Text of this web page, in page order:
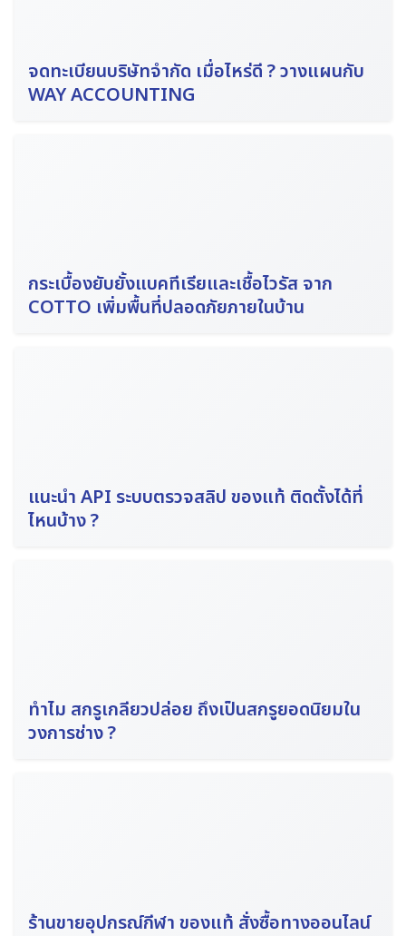
จดทะเบียนบริษัทจำกัด เมื่อไหร่ดี ? วางแผนกับ
WAY ACCOUNTING
กระเบื้องยับยั้งแบคทีเรียและเชื้อไวรัส จาก
COTTO เพิ่มพื้นที่ปลอดภัยภายในบ้าน
แนะนำ API ระบบตรวจสลิป ของแท้ ติดตั้งได้ที่
ไหนบ้าง ?
ทำไม สกรูเกลียวปล่อย ถึงเป็นสกรูยอดนิยมใน
วงการช่าง ?
ร้านขายอุปกรณ์กีฬา ของแท้ สั่งซื้อทางออนไลน์